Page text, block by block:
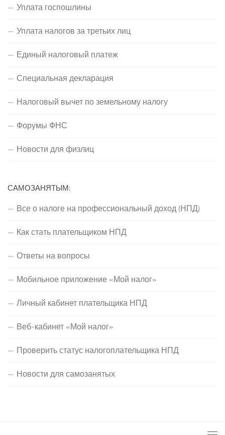
Уплата госпошлины
Уплата налогов за третьих лиц
Единый налоговый платеж
Специальная декларация
Налоговый вычет по земельному налогу
Форумы ФНС
Новости для физлиц
САМОЗАНЯТЫМ:
Все о налоге на профессиональный доход (НПД)
Как стать плательщиком НПД
Ответы на вопросы
Мобильное приложение «Мой налог»
Личный кабинет плательщика НПД
Веб-кабинет «Мой налог»
Проверить статус налогоплательщика НПД
Новости для самозанятых